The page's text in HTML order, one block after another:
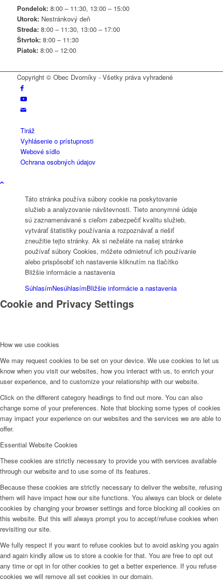
Pondelok:8:00 – 11:30, 13:00 – 15:00
Utorok:Nestránkový deň
Streda:8:00 – 11:30, 13:00 – 17:00
Štvrtok:8:00 – 11:30
Piatok:8:00 – 12:00
Copyright © Obec Dvorníky - Všetky práva vyhradené
Tiráž
Vyhlásenie o prístupnosti
Webové sídlo
Ochrana osobných údajov
Táto stránka používa súbory cookie na poskytovanie
služieb a analyzovanie návštevnosti. Tieto anonymné údaje
sú zaznamenávané s cieľom zabezpečiť kvalitu služieb,
vytvárať štatistiky používania a rozpoznávať a riešiť
zneužitie tejto stránky. Ak si neželáte na našej stránke
používať súbory Cookies, môžete odmietnuť ich používanie
alebo prispôsobiť ich nastavenie kliknutím na tlačítko
Bližšie informácie a nastavenia
SúhlasímNesúhlasímBližšie informácie a nastavenia
Cookie and Privacy Settings
How we use cookies
We may request cookies to be set on your device. We use cookies to let us
know when you visit our websites, how you interact with us, to enrich your
user experience, and to customize your relationship with our website.
Click on the different category headings to find out more. You can also
change some of your preferences. Note that blocking some types of cookies
may impact your experience on our websites and the services we are able to
offer.
Essential Website Cookies
These cookies are strictly necessary to provide you with services available
through our website and to use some of its features.
Because these cookies are strictly necessary to deliver the website, refusing
them will have impact how our site functions. You always can block or delete
cookies by changing your browser settings and force blocking all cookies on
this website. But this will always prompt you to accept/refuse cookies when
revisiting our site.
We fully respect if you want to refuse cookies but to avoid asking you again
and again kindly allow us to store a cookie for that. You are free to opt out
any time or opt in for other cookies to get a better experience. If you refuse
cookies we will remove all set cookies in our domain.